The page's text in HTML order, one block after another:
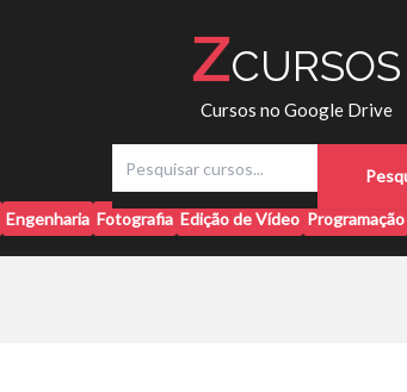
ZCURSOS
Cursos no Google Drive
q
Engenharia Fotografia Edição de Vídeo Programação